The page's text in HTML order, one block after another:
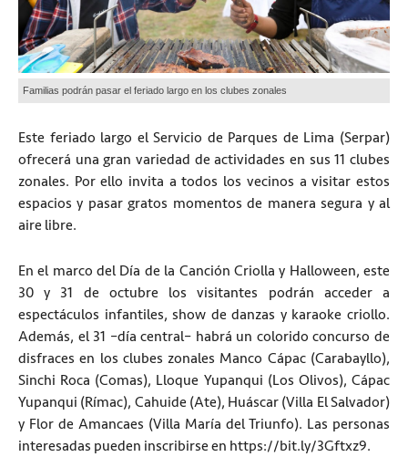
Familias podrán pasar el feriado largo en los clubes zonales
Este feriado largo el Servicio de Parques de Lima (Serpar)
ofrecerá una gran variedad de actividades en sus 11 clubes
zonales. Por ello invita a todos los vecinos a visitar estos
espacios y pasar gratos momentos de manera segura y al
aire libre.
En el marco del Día de la Canción Criolla y Halloween, este
30 y 31 de octubre los visitantes podrán acceder a
espectáculos infantiles, show de danzas y karaoke criollo.
Además, el 31 –día central– habrá un colorido concurso de
disfraces en los clubes zonales Manco Cápac (Carabayllo),
Sinchi Roca (Comas), Lloque Yupanqui (Los Olivos), Cápac
Yupanqui (Rímac), Cahuide (Ate), Huáscar (Villa El Salvador)
y Flor de Amancaes (Villa María del Triunfo). Las personas
interesadas pueden inscribirse en https://bit.ly/3Gftxz9.